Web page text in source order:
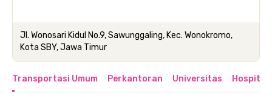
Jl. Wonosari Kidul No.9, Sawunggaling, Kec. Wonokromo,
Kota SBY, Jawa Timur
Transportasi Umum Perkantoran Universitas Hospital